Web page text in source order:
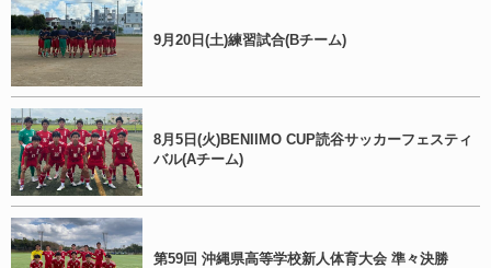
9月20日(土)練習試合(Bチーム)
8月5日(火)BENIIMO CUP読谷サッカーフェスティ
バル(Aチーム)
第59回 沖縄県高等学校新人体育大会 準々決勝